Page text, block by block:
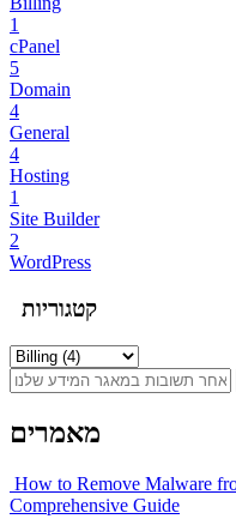
1
cPanel
5
Domain
4
General
4
Hosting
1
Site Builder
2
WordPress
קטגוריות
מאמרים
How to Remove Malware
Comprehensive Guide